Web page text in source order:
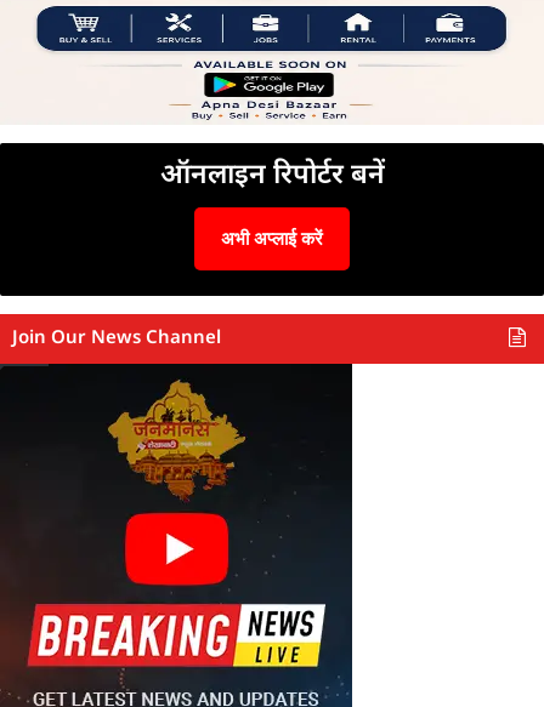
ऑनलाइन रिपोर्टर बनें
अभी अप्लाई करें
Join Our News Channel